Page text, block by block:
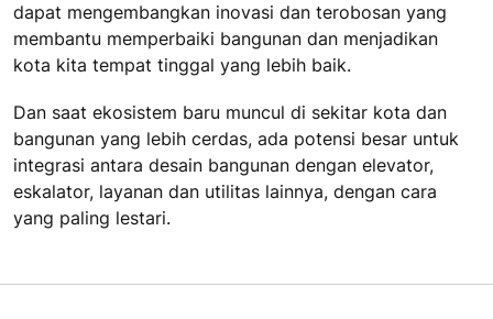
dapat mengembangkan inovasi dan terobosan yang
membantu memperbaiki bangunan dan menjadikan
kota kita tempat tinggal yang lebih baik.
Dan saat ekosistem baru muncul di sekitar kota dan
bangunan yang lebih cerdas, ada potensi besar untuk
integrasi antara desain bangunan dengan elevator,
eskalator, layanan dan utilitas lainnya, dengan cara
yang paling lestari.